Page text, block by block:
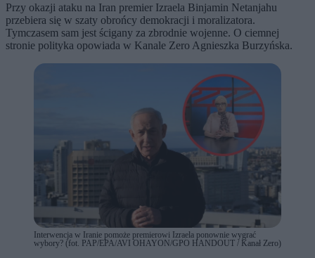
Przy okazji ataku na Iran premier Izraela Binjamin Netanjahu
przebiera się w szaty obrońcy demokracji i moralizatora.
Tymczasem sam jest ścigany za zbrodnie wojenne. O ciemnej
stronie polityka opowiada w Kanale Zero Agnieszka Burzyńska.
Interwencja w Iranie pomoże premierowi Izraela ponownie wygrać
wybory? (fot. PAP/EPA/AVI OHAYON/GPO HANDOUT / Kanał Zero)